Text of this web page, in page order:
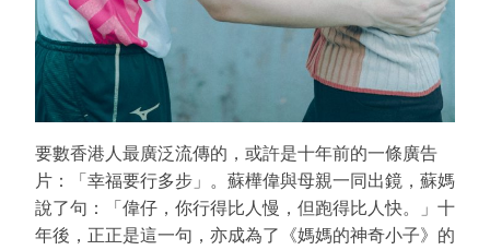
要數香港人最廣泛流傳的，或許是十年前的一條廣告
片：「幸福要行多步」。蘇樺偉與母親一同出鏡，蘇媽
說了句：「偉仔，你行得比人慢，但跑得比人快。」十
年後，正正是這一句，亦成為了《媽媽的神奇小子》的